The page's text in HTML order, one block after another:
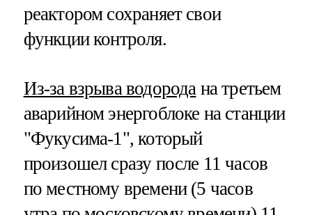
реактором сохраняет свои
функции контроля.
Из-за взрыва водорода на третьем
аварийном энергоблоке на станции
"Фукусима-1", который
произошел сразу после 11 часов
по местному времени (5 часов